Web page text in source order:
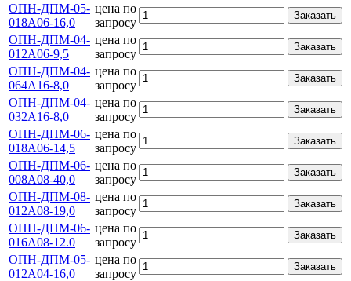
ОПН-ДПМ-05-
018А06-16,0
цена по
запросу
Заказать
ОПН-ДПМ-04-
012А06-9,5
цена по
запросу
Заказать
ОПН-ДПМ-04-
064А16-8,0
цена по
запросу
Заказать
ОПН-ДПМ-04-
032А16-8,0
цена по
запросу
Заказать
ОПН-ДПМ-06-
018А06-14,5
цена по
запросу
Заказать
ОПН-ДПМ-06-
008А08-40,0
цена по
запросу
Заказать
ОПН-ДПМ-08-
012А08-19,0
цена по
запросу
Заказать
ОПН-ДПМ-06-
016А08-12.0
цена по
запросу
Заказать
ОПН-ДПМ-05-
012А04-16,0
цена по
запросу
Заказать